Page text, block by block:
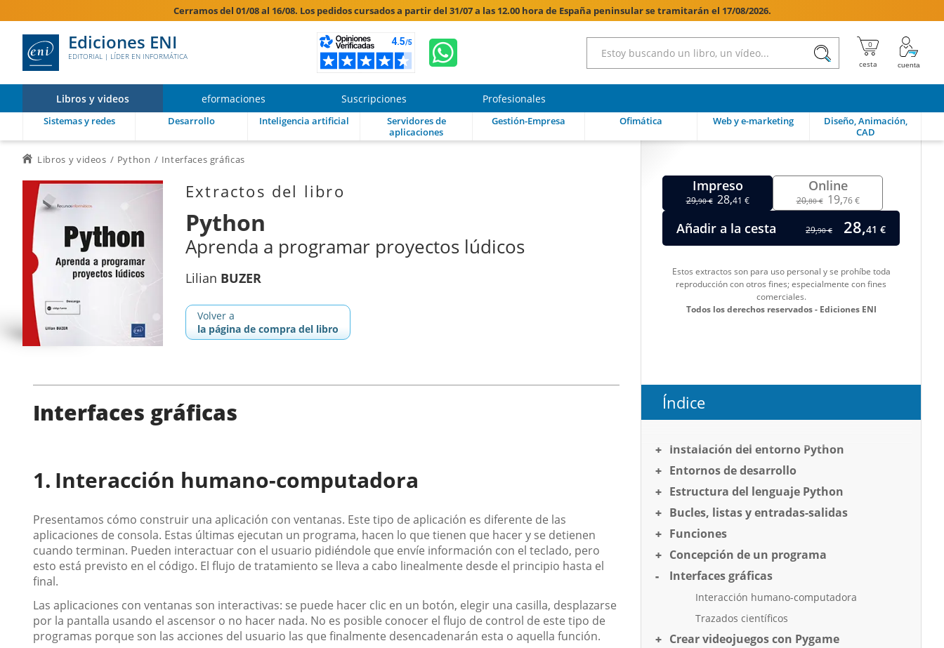
Cerramos del 01/08 al 16/08. Los pedidos cursados a partir del 31/07 a las 12.00 hora de España peninsular se tramitarán el 17/08/2026.
Ediciones ENI
EDITORIAL | LÍDER EN INFORMÁTICA 
Libros y videos eformaciones Suscripciones Profesionales
Sistemas y redes Desarrollo Inteligencia artificial
Servidores de
aplicaciones
Gestión-Empresa Ofimática Web y e-marketing
Diseño, Animación,
CAD
Libros y videos Python Interfaces gráficas
Extractos del libro
Python
Aprenda a programar proyectos lúdicos
Lilian BUZER
Volver a
la página de compra del libro
Impreso
29,90 € 28,41 €
Online
20,80 € 19,76 €
Añadir a la cesta 29,90 € 28,41 €
Estos extractos son para uso personal y se prohíbe toda
reproducción con otros fines; especialmente con fines
comerciales.
Todos los derechos reservados - Ediciones ENI
Interfaces gráficas
Interacción humano-computadora
Presentamos cómo construir una aplicación con ventanas. Este tipo de aplicación es diferente de las
aplicaciones de consola. Estas últimas ejecutan un programa, hacen lo que tienen que hacer y se detienen
cuando terminan. Pueden interactuar con el usuario pidiéndole que envíe información con el teclado, pero
esto está previsto en el código. El flujo de tratamiento se lleva a cabo linealmente desde el principio hasta el
final.
Las aplicaciones con ventanas son interactivas: se puede hacer clic en un botón, elegir una casilla, desplazarse
por la pantalla usando el ascensor o no hacer nada. No es posible conocer el flujo de control de este tipo de
programas porque son las acciones del usuario las que finalmente desencadenarán esta o aquella función.
Índice
Instalación del entorno Python
Entornos de desarrollo
Estructura del lenguaje Python
Bucles, listas y entradas-salidas
Funciones
Concepción de un programa
Interfaces gráficas
Interacción humano-computadora
Trazados científicos
Crear videojuegos con Pygame